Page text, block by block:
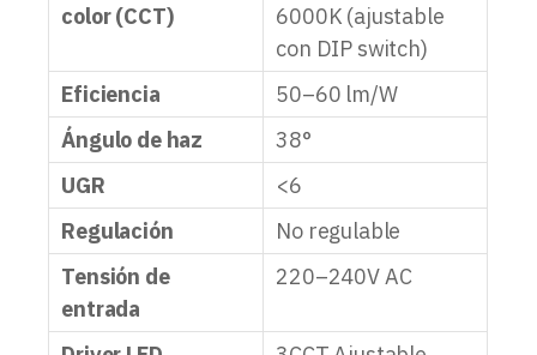
color (CCT)
6000K (ajustable
con DIP switch)
Eficiencia
50–60 lm/W
Ángulo de haz
38°
UGR
<6
Regulación
No regulable
Tensión de
entrada
220–240V AC